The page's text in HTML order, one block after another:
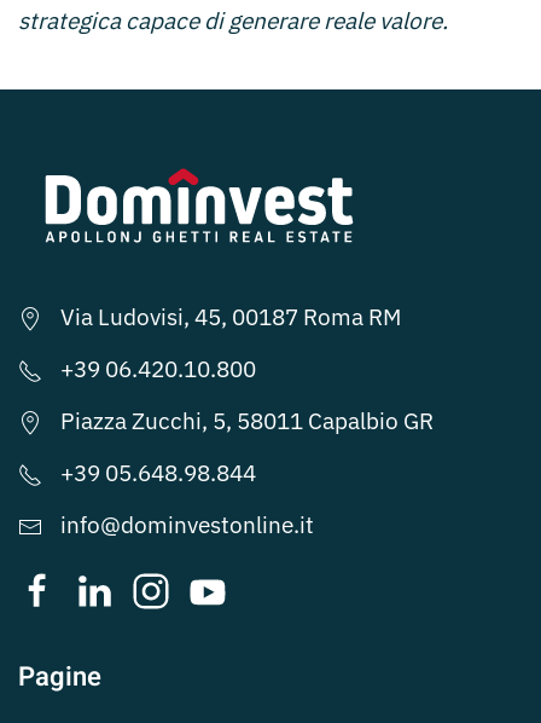
strategica capace di generare reale valore.
Via Ludovisi, 45, 00187 Roma RM
+39 06.420.10.800
Piazza Zucchi, 5, 58011 Capalbio GR
+39 05.648.98.844
info@dominvestonline.it
Pagine